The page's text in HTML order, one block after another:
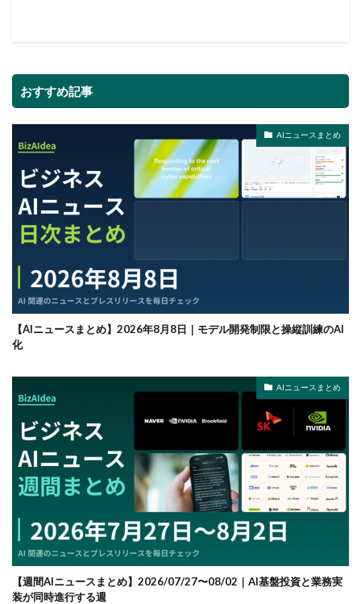
おすすめ記事
AIニュースまとめ
【AIニュースまとめ】2026年8月8日｜モデル開発制限と操縦訓練のAI
化
AIニュースまとめ
【週間AIニュースまとめ】2026/07/27〜08/02｜AI基盤投資と業務実
装が同時進行する週